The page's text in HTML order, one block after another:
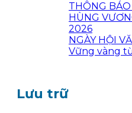
THÔNG
HÙNG
2026
NGÀY HỘI
Vững vàng
Lưu trữ